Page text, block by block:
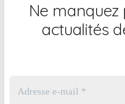
Ne manquez
actualités